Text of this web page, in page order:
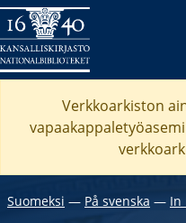
Verkkoarkiston
Suomeksi ― På svenska ― In